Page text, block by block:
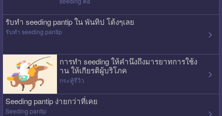
รับทำ seeding pantip ใน พันทิป โต้งๆเลย
รับทำ seeding pantip
การทำ seeding ให้คำนึงถึงมารยาทการใช้ง
าน ให้เกียรติผู้บริโภค
กระทู้รีวิว
Seeding pantip ง่ายกว่าที่เคย
Seeding pantip